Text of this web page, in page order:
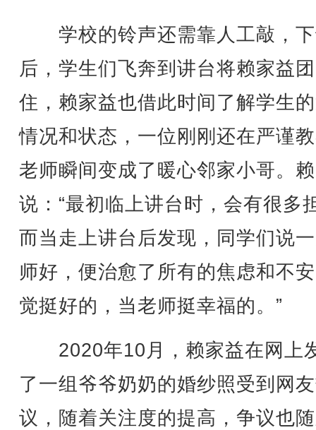
学校的铃声还需靠人工敲，
后，学生们飞奔到讲台将赖家益
住，赖家益也借此时间了解学生
情况和状态，一位刚刚还在严谨
老师瞬间变成了暖心邻家小哥。
说：“最初临上讲台时，会有很多
而当走上讲台后发现，同学们说
师好，便治愈了所有的焦虑和不
觉挺好的，当老师挺幸福的。”
2020年10月，赖家益在网上
了一组爷爷奶奶的婚纱照受到网
议，随着关注度的提高，争议也